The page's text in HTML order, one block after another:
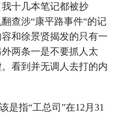
十几本笔记都被抄
查涉“康平路事件“的记
和徐景贤揭发的只有一
两条一是不要抓人太
看到并无调人去打的内
是指“工总司”在12月31